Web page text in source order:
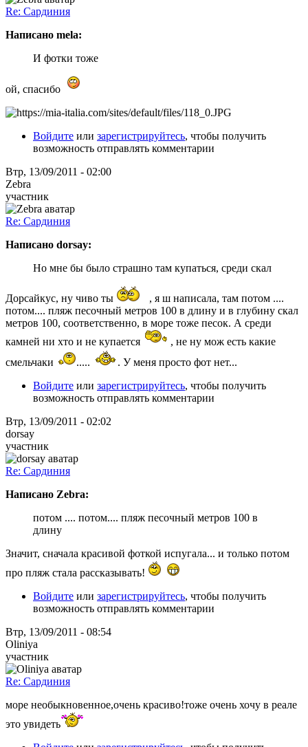
Re: Сардиния
Написано mela:
И фотки тоже
ой, спасибо
Войдите или зарегистрируйтесь, чтобы получить
возможность отправлять комментарии
Втр, 13/09/2011 - 02:00
Zebra
участник
Re: Сардиния
Написано dorsay:
Но мне бы было страшно там купаться, среди скал
Дорсайкус, ну чиво ты
, я ш написала, там потом ....
потом.... пляж песочный метров 100 в длину и в глубину скал
метров 100, соответственно, в море тоже песок. А среди
камней ни хто и не купается
, не ну мож есть какие
смельчаки
.....
. У меня просто фот нет...
Войдите или зарегистрируйтесь, чтобы получить
возможность отправлять комментарии
Втр, 13/09/2011 - 02:02
dorsay
участник
Re: Сардиния
Написано Zebra:
потом .... потом.... пляж песочный метров 100 в
длину
Значит, сначала красивой фоткой испугала... и только потом
про пляж стала рассказывать!
Войдите или зарегистрируйтесь, чтобы получить
возможность отправлять комментарии
Втр, 13/09/2011 - 08:54
Oliniya
участник
Re: Сардиния
море необыкновенное,очень красиво!тоже очень хочу в реале
это увидеть